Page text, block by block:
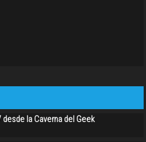
desde la Caverna del Geek